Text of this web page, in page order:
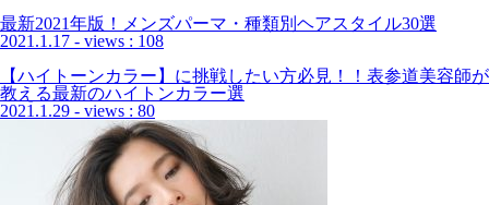
最新2021年版！メンズパーマ・種類別ヘアスタイル30選
2021.1.17 - views : 108
【ハイトーンカラー】に挑戦したい方必見！！表参道美容師が
教える最新のハイトンカラー選
2021.1.29 - views : 80